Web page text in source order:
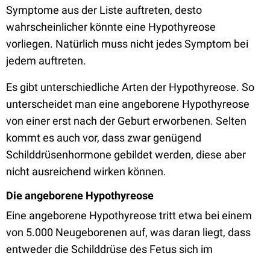
Symptome aus der Liste auftreten, desto
wahrscheinlicher könnte eine Hypothyreose
vorliegen. Natürlich muss nicht jedes Symptom bei
jedem auftreten.
Es gibt unterschiedliche Arten der Hypothyreose. So
unterscheidet man eine angeborene Hypothyreose
von einer erst nach der Geburt erworbenen. Selten
kommt es auch vor, dass zwar genügend
Schilddrüsenhormone gebildet werden, diese aber
nicht ausreichend wirken können.
Die angeborene Hypothyreose
Eine angeborene Hypothyreose tritt etwa bei einem
von 5.000 Neugeborenen auf, was daran liegt, dass
entweder die Schilddrüse des Fetus sich im